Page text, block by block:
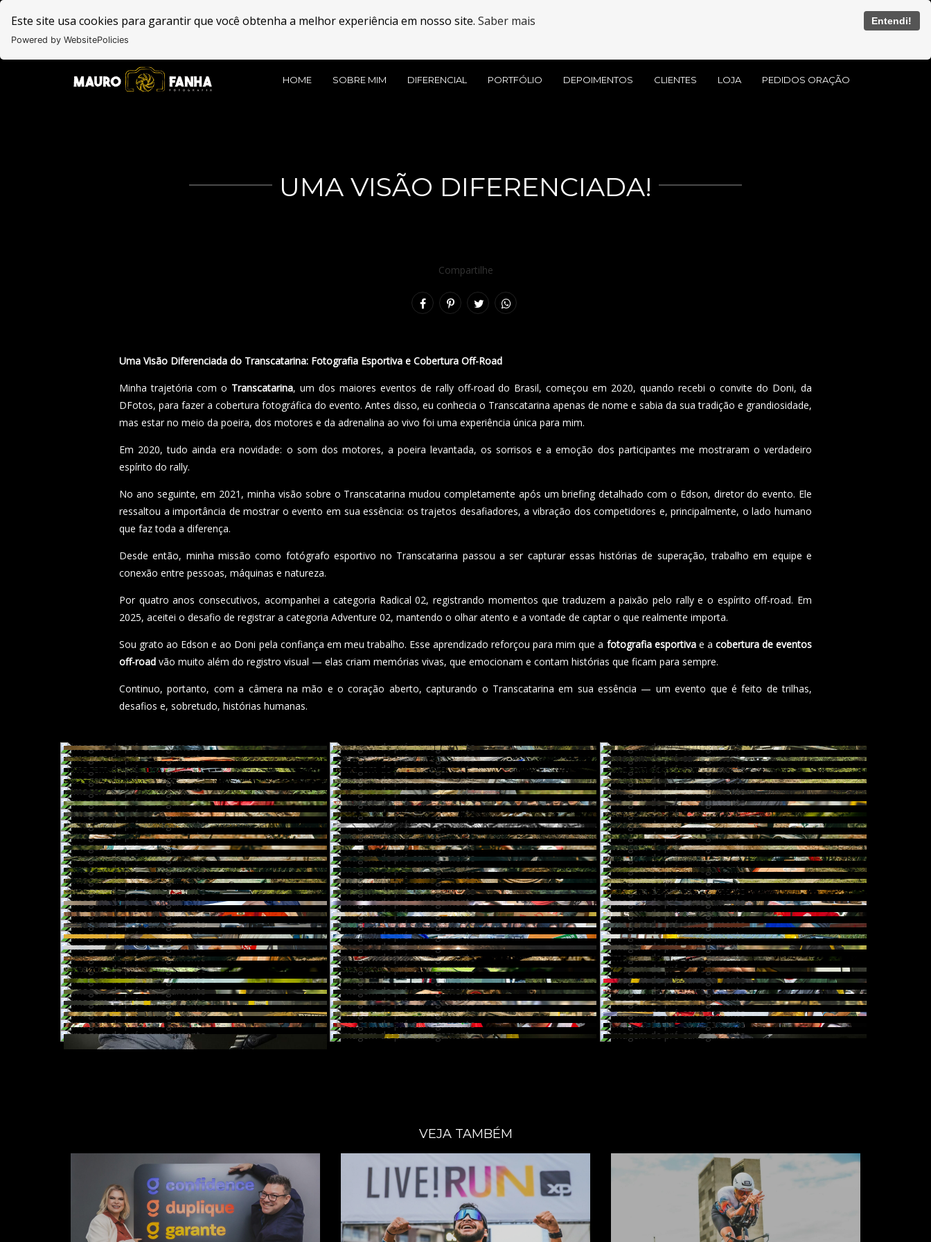
Este site usa cookies para garantir que você obtenha a melhor experiência em nosso site. Saber mais Entendi!
Powered by WebsitePolicies
HOME SOBRE MIM DIFERENCIAL PORTFÓLIO DEPOIMENTOS CLIENTES LOJA PEDIDOS ORAÇÃO
UMA VISÃO DIFERENCIADA!
Compartilhe
Uma Visão Diferenciada do Transcatarina: Fotografia Esportiva e Cobertura Off-Road
Minha trajetória com o Transcatarina, um dos maiores eventos de rally off-road do Brasil, começou em 2020, quando recebi o convite do Doni, da
DFotos, para fazer a cobertura fotográfica do evento. Antes disso, eu conhecia o Transcatarina apenas de nome e sabia da sua tradição e grandiosidade,
mas estar no meio da poeira, dos motores e da adrenalina ao vivo foi uma experiência única para mim.
Em 2020, tudo ainda era novidade: o som dos motores, a poeira levantada, os sorrisos e a emoção dos participantes me mostraram o verdadeiro
espírito do rally.
No ano seguinte, em 2021, minha visão sobre o Transcatarina mudou completamente após um briefing detalhado com o Edson, diretor do evento. Ele
ressaltou a importância de mostrar o evento em sua essência: os trajetos desafiadores, a vibração dos competidores e, principalmente, o lado humano
que faz toda a diferença.
Desde então, minha missão como fotógrafo esportivo no Transcatarina passou a ser capturar essas histórias de superação, trabalho em equipe e
conexão entre pessoas, máquinas e natureza.
Por quatro anos consecutivos, acompanhei a categoria Radical 02, registrando momentos que traduzem a paixão pelo rally e o espírito off-road. Em
2025, aceitei o desafio de registrar a categoria Adventure 02, mantendo o olhar atento e a vontade de captar o que realmente importa.
Sou grato ao Edson e ao Doni pela confiança em meu trabalho. Esse aprendizado reforçou para mim que a fotografia esportivae a cobertura de eventos
off-road vão muito além do registro visual — elas criam memórias vivas, que emocionam e contam histórias que ficam para sempre.
Continuo, portanto, com a câmera na mão e o coração aberto, capturando o Transcatarina em sua essência — um evento que é feito de trilhas,
desafios e, sobretudo, histórias humanas.
VEJA TAMBÉM